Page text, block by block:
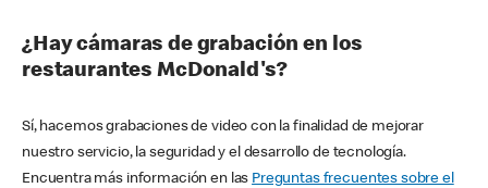
¿Hay cámaras de grabación en los
restaurantes McDonald's?
Sí, hacemos grabaciones de video con la finalidad de mejorar
nuestro servicio, la seguridad y el desarrollo de tecnología.
Encuentra más información en las Preguntas frecuentes sobre el